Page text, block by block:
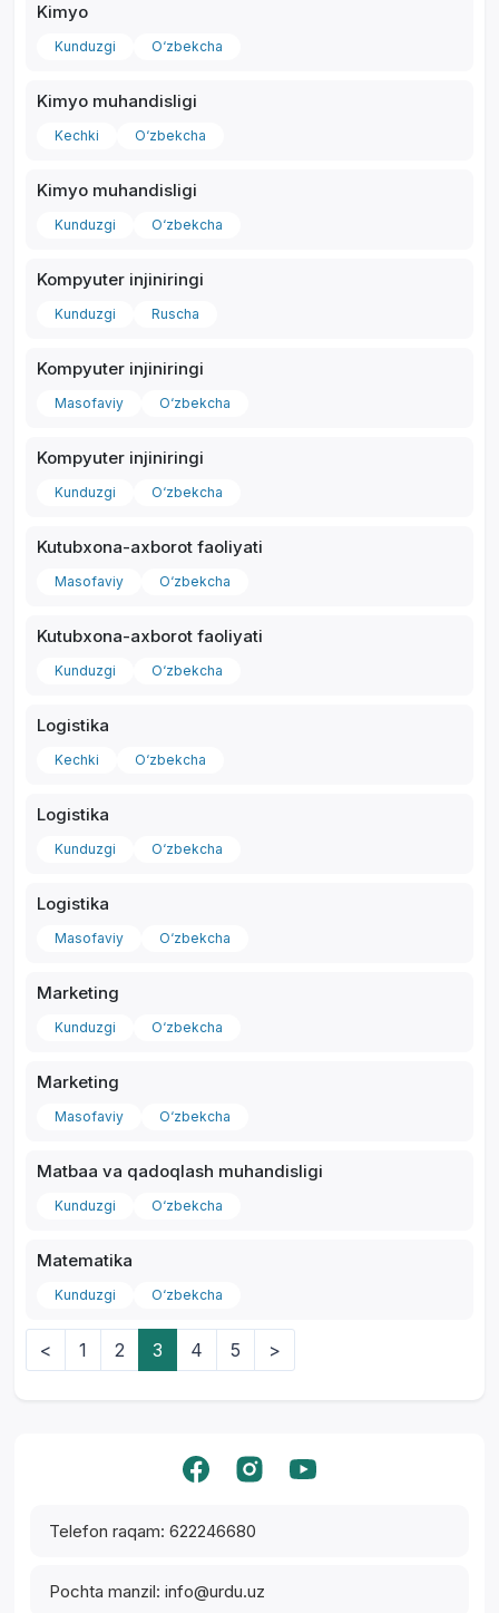
Telefon raqam: 622246680
Pochta manzil: info@urdu.uz
Kimyo
Kunduzgi O‘zbekcha
Kimyo muhandisligi
Kechki O‘zbekcha
Kimyo muhandisligi
Kunduzgi O‘zbekcha
Kompyuter injiniringi
Kunduzgi Ruscha
Kompyuter injiniringi
Masofaviy O‘zbekcha
Kompyuter injiniringi
Kunduzgi O‘zbekcha
Kutubxona-axborot faoliyati
Masofaviy O‘zbekcha
Kutubxona-axborot faoliyati
Kunduzgi O‘zbekcha
Logistika
Kechki O‘zbekcha
Logistika
Kunduzgi O‘zbekcha
Logistika
Masofaviy O‘zbekcha
Marketing
Kunduzgi O‘zbekcha
Marketing
Masofaviy O‘zbekcha
Matbaa va qadoqlash muhandisligi
Kunduzgi O‘zbekcha
Matematika
Kunduzgi O‘zbekcha
< 1 2 3 4 5 >
Yordam markazi